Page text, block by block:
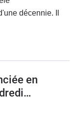
décennie. Il
en